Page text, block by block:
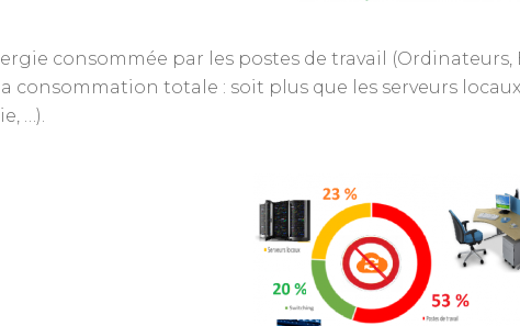
consommée par les postes de travail
consommation totale : soit plus que les serveurs
…).